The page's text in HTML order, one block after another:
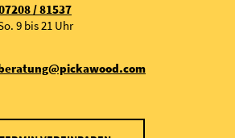
/ 81537
9 bis 21 Uhr